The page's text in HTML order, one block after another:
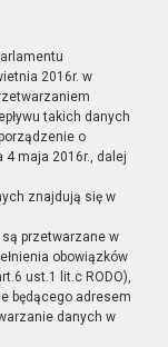
2016r. w
takich danych
o
4 maja 2016r., dalej
znajdują się w
są przetwarzane w
obowiązków
ust.1 lit.c RODO),
będącego adresem
danych w